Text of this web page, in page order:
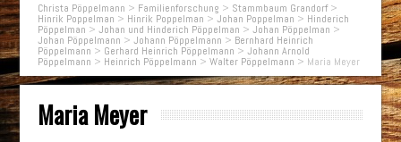
Christa Pöppelmann > Familienforschung > Stammbaum Grandorf>
Hinrik Poppelman > Hinrik Poppelman >Johan Poppelman > Hinderich
Pöppelman >Johan und Hinderich Pöppelman >Johan Pöppelman >
Johan Pöppelmann >Johann Pöppelmann > Bernhard Heinrich
Pöppelmann > Gerhard Heinrich Pöppelmann >Johann Arnold
Pöppelmann > Heinrich Pöppelmann >Walter Pöppelmann > Maria Meyer
Maria Meyer